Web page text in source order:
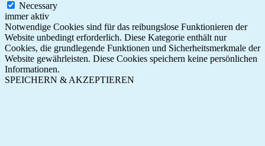
Necessary
immer aktiv
Notwendige Cookies sind für das reibungslose Funktionieren der
Website unbedingt erforderlich. Diese Kategorie enthält nur
Cookies, die grundlegende Funktionen und Sicherheitsmerkmale der
Website gewährleisten. Diese Cookies speichern keine persönlichen
Informationen.
SPEICHERN & AKZEPTIEREN